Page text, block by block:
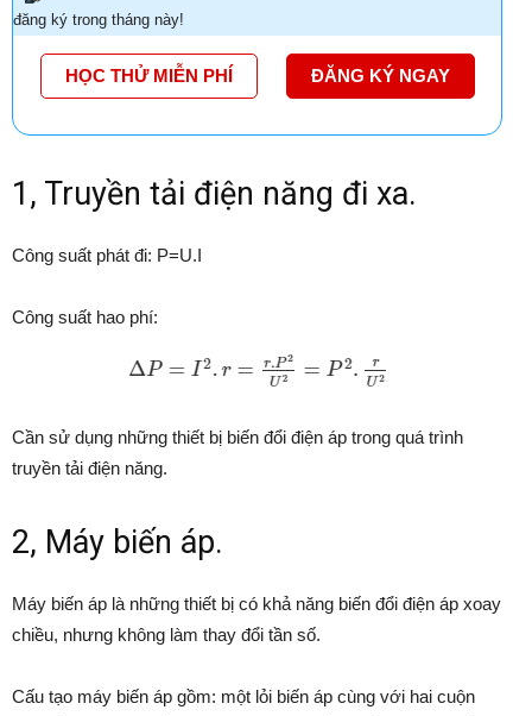
đăng ký trong tháng này!
HỌC THỬ MIỄN PHÍ ĐĂNG KÝ NGAY
1, Truyền tải điện năng đi xa.
Công suất phát đi: P=U.I
Công suất hao phí:
Cần sử dụng những thiết bị biến đổi điện áp trong quá trình
truyền tải điện năng.
2, Máy biến áp.
Máy biến áp là những thiết bị có khả năng biến đổi điện áp xoay
chiều, nhưng không làm thay đổi tần số.
Cấu tạo máy biến áp gồm: một lỏi biến áp cùng với hai cuộn